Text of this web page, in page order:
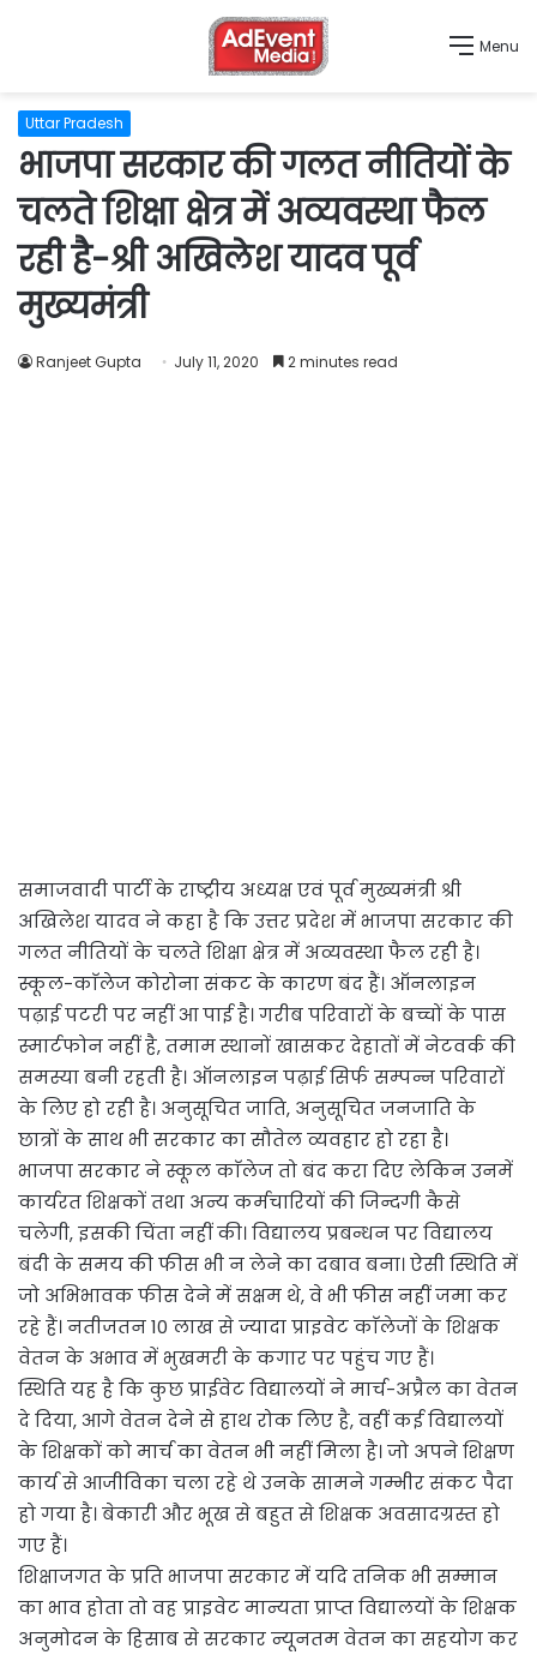
Menu
Uttar Pradesh
भाजपा सरकार की गलत नीतियों के
चलते शिक्षा क्षेत्र में अव्यवस्था फैल
रही है-श्री अखिलेश यादव पूर्व
मुख्यमंत्री
Ranjeet Gupta July 11, 2020 2 minutes read
समाजवादी पार्टी के राष्ट्रीय अध्यक्ष एवं पूर्व मुख्यमंत्री श्री
अखिलेश यादव ने कहा है कि उत्तर प्रदेश में भाजपा सरकार की
गलत नीतियों के चलते शिक्षा क्षेत्र में अव्यवस्था फैल रही है।
स्कूल-काॅलेज कोरोना संकट के कारण बंद हैं। ऑनलाइन
पढ़ाई पटरी पर नहीं आ पाई है। गरीब परिवारों के बच्चों के पास
स्मार्टफोन नहीं है, तमाम स्थानों खासकर देहातों में नेटवर्क की
समस्या बनी रहती है। ऑनलाइन पढ़ाई सिर्फ सम्पन्न परिवारों
के लिए हो रही है। अनुसूचित जाति, अनुसूचित जनजाति के
छात्रों के साथ भी सरकार का सौतेल व्यवहार हो रहा है।
भाजपा सरकार ने स्कूल काॅलेज तो बंद करा दिए लेकिन उनमें
कार्यरत शिक्षकों तथा अन्य कर्मचारियों की जिन्दगी कैसे
चलेगी, इसकी चिंता नहीं की। विद्यालय प्रबन्धन पर विद्यालय
बंदी के समय की फीस भी न लेने का दबाव बना। ऐसी स्थिति में
जो अभिभावक फीस देने में सक्षम थे, वे भी फीस नहीं जमा कर
रहे हैं। नतीजतन 10 लाख से ज्यादा प्राइवेट काॅलेजों के शिक्षक
वेतन के अभाव में भुखमरी के कगार पर पहुंच गए हैं।
स्थिति यह है कि कुछ प्राईवेट विद्यालयों ने मार्च-अप्रैल का वेतन
दे दिया, आगे वेतन देने से हाथ रोक लिए है, वहीं कई विद्यालयों
के शिक्षकों को मार्च का वेतन भी नहीं मिला है। जो अपने शिक्षण
कार्य से आजीविका चला रहे थे उनके सामने गम्भीर संकट पैदा
हो गया है। बेकारी और भूख से बहुत से शिक्षक अवसादग्रस्त हो
गए हैं।
शिक्षाजगत के प्रति भाजपा सरकार में यदि तनिक भी सम्मान
का भाव होता तो वह प्राइवेट मान्यता प्राप्त विद्यालयों के शिक्षक
अनुमोदन के हिसाब से सरकार न्यूनतम वेतन का सहयोग कर